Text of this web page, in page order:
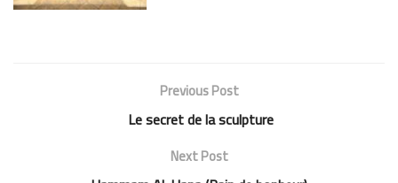
Previous Post
Le secret de la sculpture
Next Post